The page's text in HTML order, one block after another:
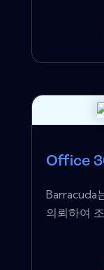
Office
Barracuda
의뢰하여